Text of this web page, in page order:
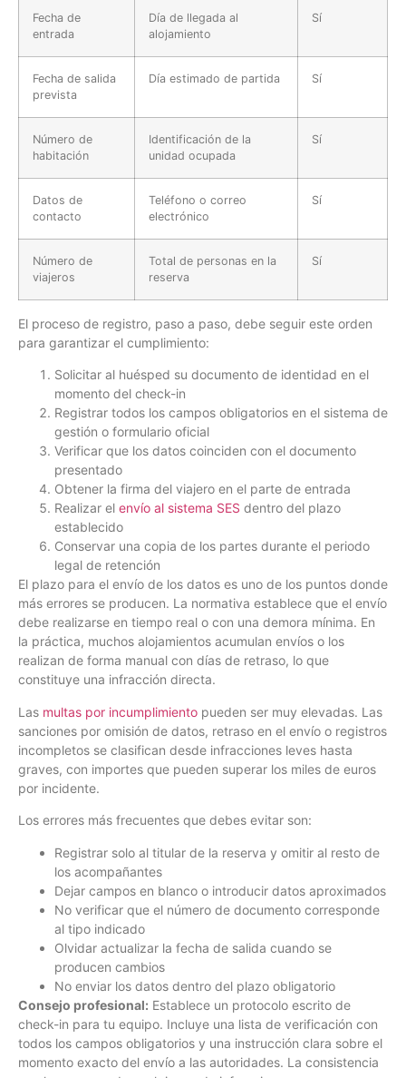
Fecha de
entrada
Día de llegada al
alojamiento
Sí
Fecha de salida
prevista
Día estimado de partida Sí
Número de
habitación
Identificación de la
unidad ocupada
Sí
Datos de
contacto
Teléfono o correo
electrónico
Sí
Número de
viajeros
Total de personas en la
reserva
Sí
El proceso de registro, paso a paso, debe seguir este orden
para garantizar el cumplimiento:
Solicitar al huésped su documento de identidad en el
momento del check-in
Registrar todos los campos obligatorios en el sistema de
gestión o formulario oficial
Verificar que los datos coinciden con el documento
presentado
Obtener la firma del viajero en el parte de entrada
Realizar el envío al sistema SES dentro del plazo
establecido
Conservar una copia de los partes durante el periodo
legal de retención
El plazo para el envío de los datos es uno de los puntos donde
más errores se producen. La normativa establece que el envío
debe realizarse en tiempo real o con una demora mínima. En
la práctica, muchos alojamientos acumulan envíos o los
realizan de forma manual con días de retraso, lo que
constituye una infracción directa.
Las multas por incumplimiento pueden ser muy elevadas. Las
sanciones por omisión de datos, retraso en el envío o registros
incompletos se clasifican desde infracciones leves hasta
graves, con importes que pueden superar los miles de euros
por incidente.
Los errores más frecuentes que debes evitar son:
Registrar solo al titular de la reserva y omitir al resto de
los acompañantes
Dejar campos en blanco o introducir datos aproximados
No verificar que el número de documento corresponde
al tipo indicado
Olvidar actualizar la fecha de salida cuando se
producen cambios
No enviar los datos dentro del plazo obligatorio
Consejo profesional: Establece un protocolo escrito de
check-in para tu equipo. Incluye una lista de verificación con
todos los campos obligatorios y una instrucción clara sobre el
momento exacto del envío a las autoridades. La consistencia